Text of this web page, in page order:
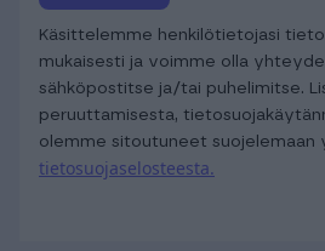
Käsittelemme henkilötietojasi
mukaisesti ja voimme olla
sähköpostitse ja/tai puhelimitse.
peruuttamisesta,
olemme sitoutuneet suojelemaan
tietosuojaselosteesta.